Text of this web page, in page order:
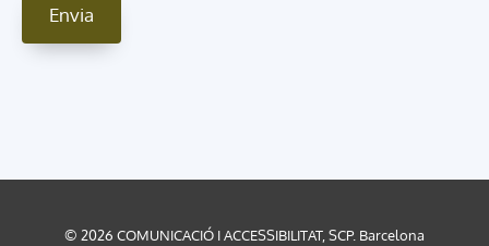
© 2026 COMUNICACIÓ I ACCESSIBILITAT, SCP. Barcelona